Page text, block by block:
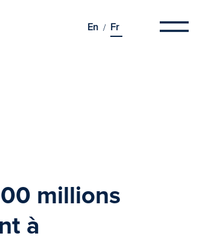
En Fr
millions
à